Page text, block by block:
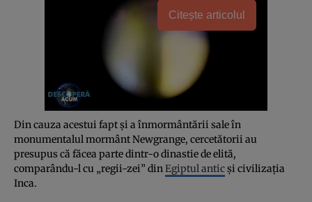
Citește articolul
Din cauza acestui fapt și a înmormântării sale în
monumentalul mormânt Newgrange, cercetătorii au
presupus că făcea parte dintr-o dinastie de elită,
comparându-l cu „regii-zei” dinEgiptul anticși civilizația
Inca.